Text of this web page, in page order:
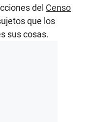
del Censo
que los
sus cosas.